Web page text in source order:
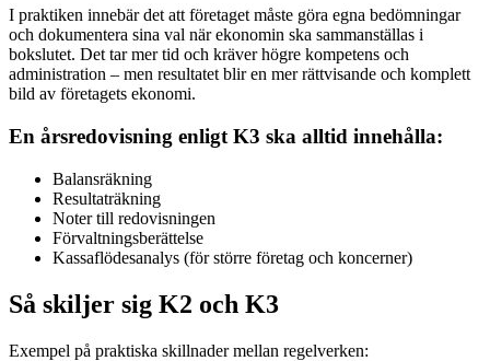
I praktiken innebär det att företaget måste göra egna bedömningar
och dokumentera sina val när ekonomin ska sammanställas i
bokslutet. Det tar mer tid och kräver högre kompetens och
administration – men resultatet blir en mer rättvisande och komplett
bild av företagets ekonomi.
En årsredovisning enligt K3 ska alltid innehålla:
Balansräkning
Resultaträkning
Noter till redovisningen
Förvaltningsberättelse
Kassaflödesanalys (för större företag och koncerner)
Så skiljer sig K2 och K3
Exempel på praktiska skillnader mellan regelverken: